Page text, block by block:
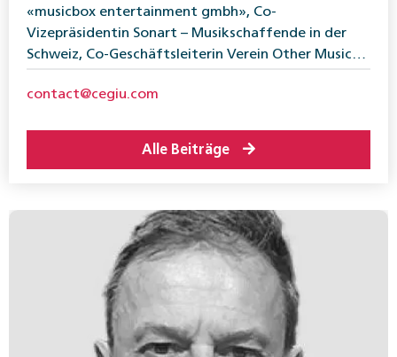
«musicbox entertainment gmbh», Co-
Vizepräsidentin Sonart – Musikschaffende in der
Schweiz, Co-Geschäftsleiterin Verein Other Music
contact@cegiu.com
Alle Beiträge